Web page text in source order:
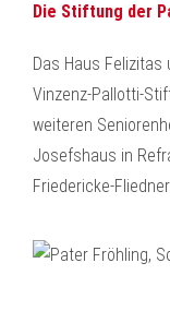
Die Stiftung der
Das Haus
Vinzenz-Pallotti-
weiteren
Josefshaus in
Friedericke-